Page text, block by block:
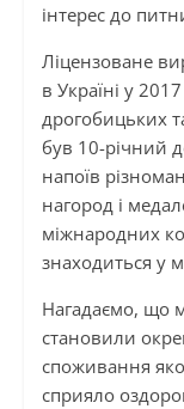
інтерес до
Ліцензоване
в Україні у
дрогобицьких
був 10-річний
напоїв
нагород і
міжнародних
знаходиться у
Нагадаємо, що
становили
споживання
сприяло